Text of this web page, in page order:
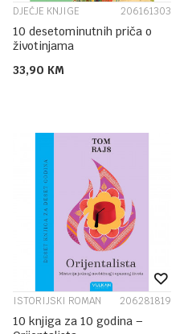
DJEČJE KNJIGE 206161303
10 desetominutnih priča o
životinjama
33,90 KM
ISTORIJSKI ROMAN 206281819
10 knjiga za 10 godina –